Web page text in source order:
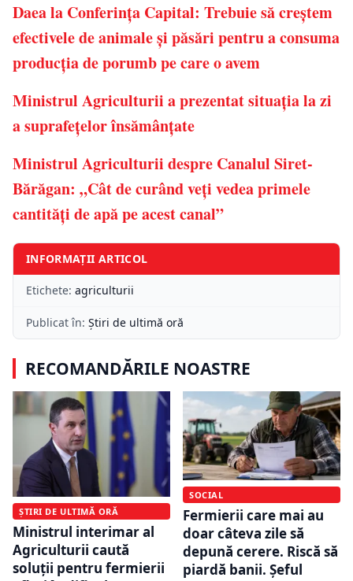
Daea la Conferinţa Capital: Trebuie să creştem
efectivele de animale şi păsări pentru a consuma
producţia de porumb pe care o avem
Ministrul Agriculturii a prezentat situaţia la zi
a suprafeţelor însămânţate
Ministrul Agriculturii despre Canalul Siret-
Bărăgan: „Cât de curând veţi vedea primele
cantităţi de apă pe acest canal”
INFORMAȚII ARTICOL
Etichete: agriculturii
Publicat în: Știri de ultimă oră
RECOMANDĂRILE NOASTRE
ȘTIRI DE ULTIMĂ ORĂ
Ministrul interimar al
Agriculturii caută
soluții pentru fermierii
SOCIAL
Fermierii care mai au
doar câteva zile să
depună cerere. Riscă să
piardă banii. Șeful